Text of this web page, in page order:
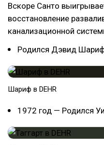
Вскоре Санто
восстановление
канализационной
Родился Дэвид
Шариф в DEHR
1972 год — Родился